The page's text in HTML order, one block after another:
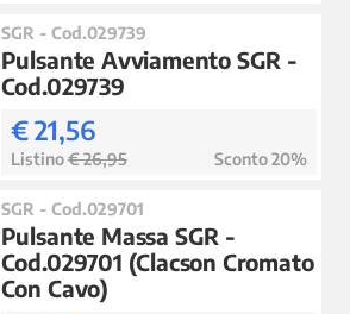
SGR - Cod.029739
Pulsante Avviamento SGR -
Cod.029739
€ 21,56
Listino€ 26,95 Sconto 20%
SGR - Cod.029701
Pulsante Massa SGR -
Cod.029701 (Clacson Cromato
Con Cavo)